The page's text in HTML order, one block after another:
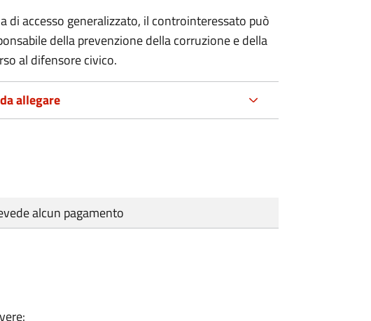
di accesso generalizzato, il controinteressato può
della prevenzione della corruzione e della
al difensore civico.
allegare
alcun pagamento